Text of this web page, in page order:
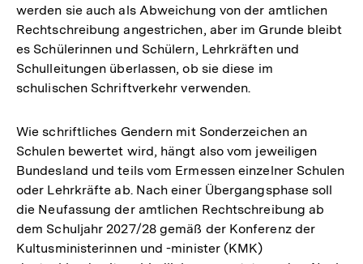
werden sie auch als Abweichung von der amtlichen
Rechtschreibung angestrichen, aber im Grunde bleibt
es Schülerinnen und Schülern, Lehrkräften und
Schulleitungen überlassen, ob sie diese im
schulischen Schriftverkehr verwenden.
Wie schriftliches Gendern mit Sonderzeichen an
Schulen bewertet wird, hängt also vom jeweiligen
Bundesland und teils vom Ermessen einzelner Schulen
oder Lehrkräfte ab. Nach einer Übergangsphase soll
die Neufassung der amtlichen Rechtschreibung ab
dem Schuljahr 2027/28 gemäß der Konferenz der
Kultusministerinnen und -minister (KMK)